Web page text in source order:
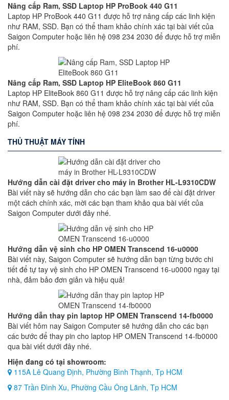
Nâng cấp Ram, SSD Laptop HP ProBook 440 G11
Laptop HP ProBook 440 G11 được hỗ trợ nâng cấp các linh kiện
như RAM, SSD. Bạn có thể tham khảo chính xác tại bài viết của
Saigon Computer hoặc liên hệ 098 234 2030 để được hỗ trợ miễn
phí.
Nâng cấp Ram, SSD Laptop HP EliteBook 860 G11
Laptop HP EliteBook 860 G11 được hỗ trợ nâng cấp các linh kiện
như RAM, SSD. Bạn có thể tham khảo chính xác tại bài viết của
Saigon Computer hoặc liên hệ 098 234 2030 để được hỗ trợ miễn
phí.
THỦ THUẬT MÁY TÍNH
Hướng dẫn cài đặt driver cho máy in Brother HL-L9310CDW
Bài viết này sẽ hướng dẫn cho các bạn làm sao để cài đặt driver
một cách chính xác, mời các bạn tham khảo qua bài viết của
Saigon Computer dưới đây nhé.
Hướng dẫn vệ sinh cho HP OMEN Transcend 16-u0000
Bài viết này, Saigon Computer sẽ hướng dẫn bạn từng bước chi
tiết để tự tay vệ sinh cho HP OMEN Transcend 16-u0000 ngay tại
nhà, đảm bảo đơn giản và hiệu quả!
Hướng dẫn thay pin laptop HP OMEN Transcend 14-fb0000
Bài viết hôm nay Saigon Computer sẽ hướng dẫn cho các bạn
các bước để thay pin cho laptop HP OMEN Transcend 14-fb0000
qua bài viết dưới đây nhé.
Hiện đang có tại showroom:
115A Lê Quang Định, Phường Bình Thạnh, Tp HCM
87 Trần Đình Xu, Phường Cầu Ông Lãnh, Tp HCM